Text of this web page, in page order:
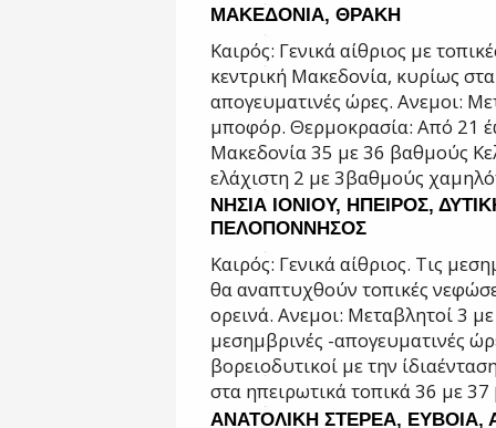
ΜΑΚΕΔΟΝΙΑ, ΘΡΑΚΗ
Καιρός: Γενικά αίθριος με
κεντρική Μακεδονία, κυρίως
απογευματινές ώρες. Ανεμοι:
μποφόρ. Θερμοκρασία: Από 21
Μακεδονία 35 με 36 βαθμούς
ελάχιστη 2 με 3βαθμούς
ΝΗΣΙΑ ΙΟΝΙΟΥ, ΗΠΕΙΡΟΣ,
ΠΕΛΟΠΟΝΝΗΣΟΣ
Καιρός: Γενικά αίθριος. Τις
θααναπτυχθούν τοπικές
ορεινά. Ανεμοι: Μεταβλητοί 3
μεσημβρινές -απογευματινές
βορειοδυτικοί με την ίδια
στα ηπειρωτικά τοπικά 36 με
ΑΝΑΤΟΛΙΚΗ ΣΤΕΡΕΑ,